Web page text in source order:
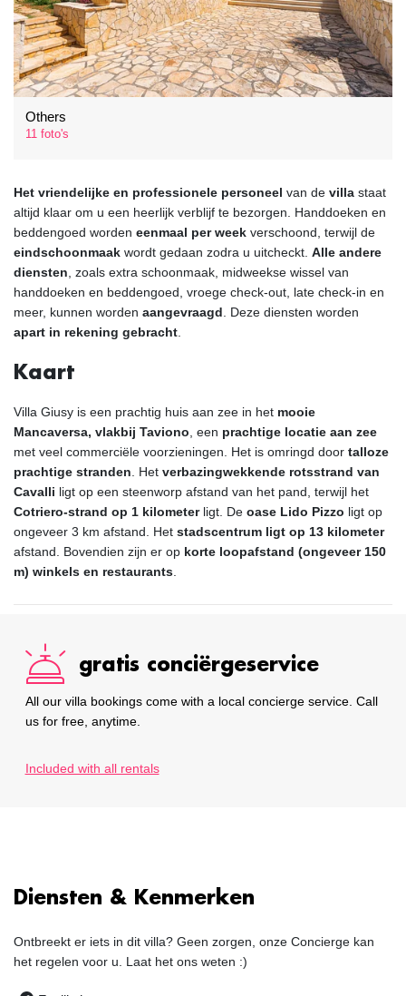
Others
11 foto's
Het vriendelijke en professionele personeel van de villa staat
altijd klaar om u een heerlijk verblijf te bezorgen. Handdoeken en
beddengoed worden eenmaal per week verschoond, terwijl de
eindschoonmaak wordt gedaan zodra u uitcheckt. Alle andere
diensten , zoals extra schoonmaak, midweekse wissel van
handdoeken en beddengoed, vroege check-out, late check-in en
meer, kunnen worden aangevraagd . Deze diensten worden
apart in rekening gebracht
Kaart
Villa Giusy is een prachtig huis aan zee in het mooie
Mancaversa, vlakbij Taviono , een prachtige locatie aan zee
met veel commerciële voorzieningen. Het is omringd door talloze
prachtige stranden . Het verbazingwekkende rotsstrand van
Cavalli ligt op een steenworp afstand van het pand, terwijl het
Cotriero-strand op 1 kilometerligt. De oase Lido Pizzo ligt op
ongeveer 3 km afstand. Het stadscentrum ligt op 13 kilometer
afstand. Bovendien zijn er op korte loopafstand (ongeveer 150
m) winkels en restaurants
gratis conciërgeservice
All our villa bookings come with a local concierge service. Call
us for free, anytime.
Included with all rentals
Diensten & Kenmerken
Ontbreekt er iets in dit villa? Geen zorgen, onze Concierge kan
het regelen voor u. Laat het ons weten :)